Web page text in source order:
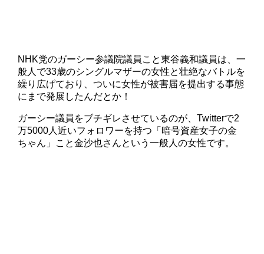
NHK党のガーシー参議院議員こと東谷義和議員は、一
般人で33歳のシングルマザーの女性と壮絶なバトルを
繰り広げており、ついに女性が被害届を提出する事態
にまで発展したんだとか！
ガーシー議員をブチギレさせているのが、Twitterで2
万5000人近いフォロワーを持つ「暗号資産女子の金
ちゃん」こと金沙也さんという一般人の女性です。